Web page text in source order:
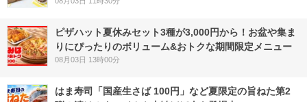
ピザハット夏休みセット3種が3,000円から！お盆や集ま
りにぴったりのボリューム&おトクな期間限定メニュー
08月03日 13時00分
はま寿司「国産生さば 100円」など夏限定の旨ねた第2